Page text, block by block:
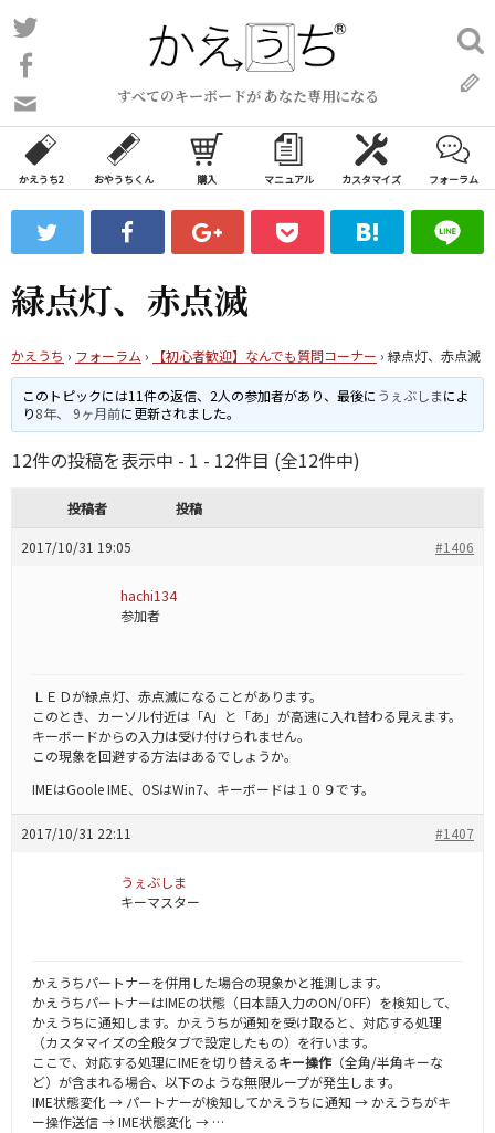
コ
ン
ン
ツ
ス
ッ
プ
すべてのキーボードが あなた専用になる
い
合
わ
フ
ォ
ム
検
索:
かえうち2 おやうちくん 購入 マニュアル カスタマイズ フォーラム
緑点灯、赤点滅
かえうち › フォーラム › 【初心者歓迎】なんでも質問コーナー › 緑点灯、赤点滅
このトピックには11件の返信、2人の参加者があり、最後に うぇぶしまによ
り8年、 9ヶ月前に更新されました。
12件の投稿を表示中 - 1 - 12件目 (全12件中)
投稿者 投稿
2017/10/31 19:05 #1406
hachi134
参加者
ＬＥＤが緑点灯、赤点滅になることがあります。
このとき、カーソル付近は「A」と「あ」が高速に入れ替わる見えます。
キーボードからの入力は受け付けられません。
この現象を回避する方法はあるでしょうか。
IMEはGoole IME、OSはWin7、キーボードは１０９です。
2017/10/31 22:11 #1407
うぇぶしま
キーマスター
​かえうちパートナーを併用した場合の現象かと推測します。
かえうちパートナーはIMEの状態（日本語入力のON/OFF）を検知して、
かえうちに通知します。かえうちが通知を受け取ると、対応する処理
（カスタマイズの全般タブで設定したもの）を行います。
ここで、対応する処理にIMEを切り替えるキー操作 （全角/半角キーな
ど）が含まれる場合、以下のような無限ループが発生します。
IME状態変化 → パートナーが検知してかえうちに通知 → かえうちがキ
ー操作送信 → IME状態変化 → …